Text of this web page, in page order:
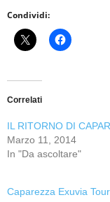
Condividi:
Correlati
IL RITORNO DI
Marzo 11, 2014
In "Da ascoltare"
Caparezza Exuvia